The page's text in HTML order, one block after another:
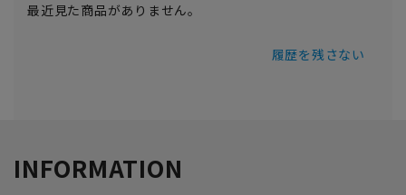
最近見た商品がありません。
履歴を残さない
INFORMATION